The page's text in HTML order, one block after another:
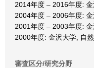
2014年度 – 2016年度:
2004年度 – 2006年度:
2001年度 – 2003年度:
2000年度: 金沢大学, 自
審査区分/研究分野